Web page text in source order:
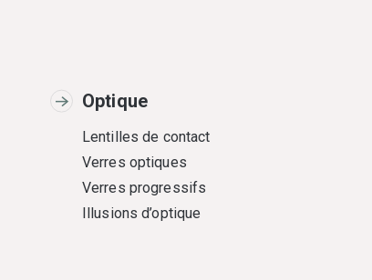
Optique
Lentilles de contact
Verres optiques
Verres progressifs
Illusions d’optique